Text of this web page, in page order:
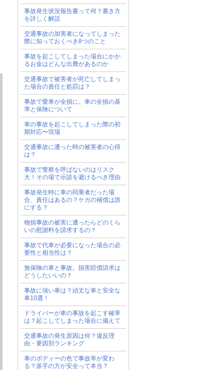
事故発生状況報告書って何？書き方
を詳しく解説
交通事故の加害者になってしまった
際に知っておくべき8つのこと
事故を起こしてしまった場合にかか
るお金はどんな出費があるのか
交通事故で被害者が死亡してしまっ
た場合の責任と処罰は？
事故で愛車が全損に。車の全損の基
準と保険について
車の事故を起こしてしまった際の初
期対応〜現場
交通事故に遭った時の被害者の心得
は？
事故で警察を呼ばないのはリスク
大！その場で示談を避けるべき理由
事故発生時に車の同乗者だった場
合、責任はあるの？ケガの補償は誰
にする？
物損事故の被害に遭ったらどのくら
いの慰謝料を請求するの？
事故で代車が必要になった場合の必
要性と相当性は？
無保険の車と事故。損害賠償請求は
どうしたいいの？
事故に強い車は？頑丈な車と安全な
車10選！
ドライバーが車の事故を起こす確率
は？起こしてしまった場合に備えて
交通事故の発生原因は何？違反理
由・要因別ランキング
車のボディーの色で事故率が変わ
る？派手の方が安全って本当？